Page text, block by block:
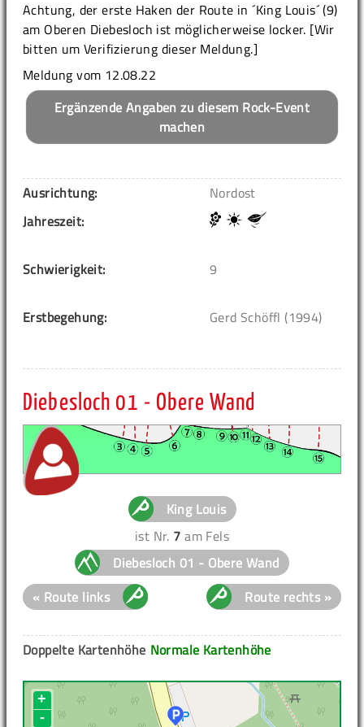
Achtung, der erste Haken der Route in ´King Louis´ (9)
am Oberen Diebesloch ist möglicherweise locker. [Wir
bitten um Verifizierung dieser Meldung.]
Meldung vom 12.08.22
Ergänzende Angaben zu diesem Rock-Event
machen
Ausrichtung:
Nordost
Jahreszeit:
Schwierigkeit: 9
Erstbegehung: Gerd Schöffl (1994)
Diebesloch 01 - Obere Wand
King Louis
ist Nr. 7 am Fels
Diebesloch 01 - Obere Wand
« Route links
Route rechts »
Normale Kartenhöhe
Doppelte Kartenhöhe
+
-